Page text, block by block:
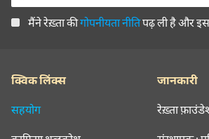
मैंने रेख़्ता कीगोपनीयता नीतिपढ़ ली है और
क्विक लिंक्स
सहयोग
जानकारी
रेख़्ता